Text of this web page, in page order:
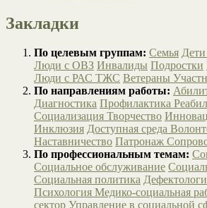
Закладки
По целевым группам: Семья Дети
Люди с ОВЗ Инвалиды Подростки
Люди с РАС ТЖС Ветераны
По направлениям работы:
Диагностика Профилактика
Социализация Творчество
Инклюзия Доступная среда
Наставничество Патронаж
По профессиональным темам:
Социальное обслуживание
Социальная политика
Психология Медико-социальная
сектор Управление в социальной